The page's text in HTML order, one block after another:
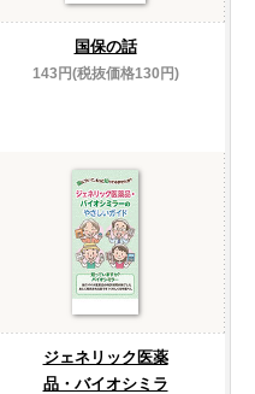
国保の話
143円(税抜価格130円)
ジェネリック医薬
品・バイオシミラ